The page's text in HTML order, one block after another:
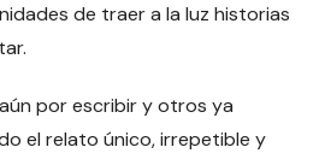
de traer a la luz historias
por escribir y otros ya
el relato único, irrepetible y